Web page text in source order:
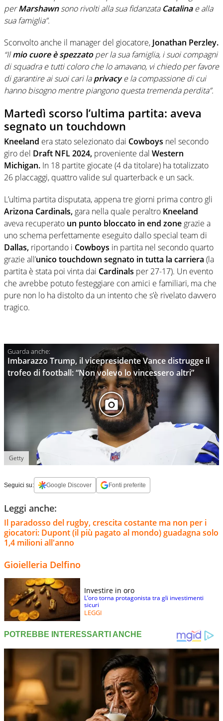
perMarshawnsono rivolti alla sua fidanzata Catalinae alla
sua famiglia”.
Sconvolto anche il manager del giocatore, Jonathan Perzley.
“Ilmio cuore è spezzatoper la sua famiglia, i suoi compagni
di squadra e tutti coloro che lo amavano, vi chiedo per favore
di garantire ai suoi cari laprivacye la compassione di cui
hanno bisogno mentre piangono questa tremenda perdita”.
Martedì scorso l’ultima partita: aveva
segnato un touchdown
Kneeland era stato selezionato dai Cowboys nel secondo
giro del Draft NFL 2024, proveniente dal Western
Michigan. In 18 partite giocate (4 da titolare) ha totalizzato
26 placcaggi, quattro valide sul quarterback e un sack.
L’ultima partita disputata, appena tre giorni prima contro gli
Arizona Cardinals, gara nella quale peraltro Kneeland
aveva recuperato un punto bloccato in end zone grazie a
uno schema perfettamente eseguito dallo special team di
Dallas, riportando i Cowboys in partita nel secondo quarto
grazie all’unico touchdown segnato in tutta la carriera (la
partita è stata poi vinta dai Cardinals per 27-17). Un evento
che avrebbe potuto festeggiare con amici e familiari, ma che
pure non lo ha distolto da un intento che s’è rivelato davvero
tragico.
Imbarazzo Trump, il vicepresidente Vance distrugge il
trofeo di football: “Non volevo lo vincessero altri”
Getty
Seguici su: Google Discover Fonti preferite
Leggi anche:
Il paradosso del rugby, crescita costante ma non per i
giocatori: Dupont (il più pagato al mondo) guadagna solo
1,4 milioni all'anno
Gioielleria Delfino
Investire in oro
L’oro torna protagonista tra gli investimenti
sicuri
LEGGI